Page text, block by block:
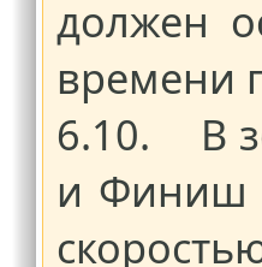
должен
времени
6.10. В
и Финиш